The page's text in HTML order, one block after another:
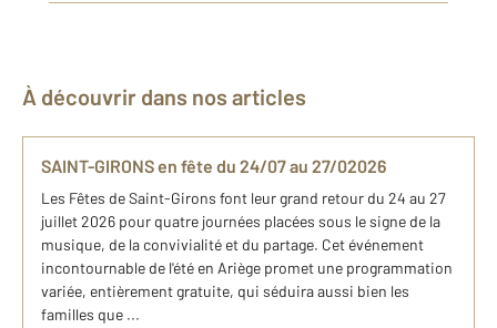
À découvrir dans nos articles
SAINT-GIRONS en fête du 24/07 au 27/02026
Les Fêtes de Saint-Girons font leur grand retour du 24 au 27
juillet 2026 pour quatre journées placées sous le signe de la
musique, de la convivialité et du partage. Cet événement
incontournable de l'été en Ariège promet une programmation
variée, entièrement gratuite, qui séduira aussi bien les
familles que ...